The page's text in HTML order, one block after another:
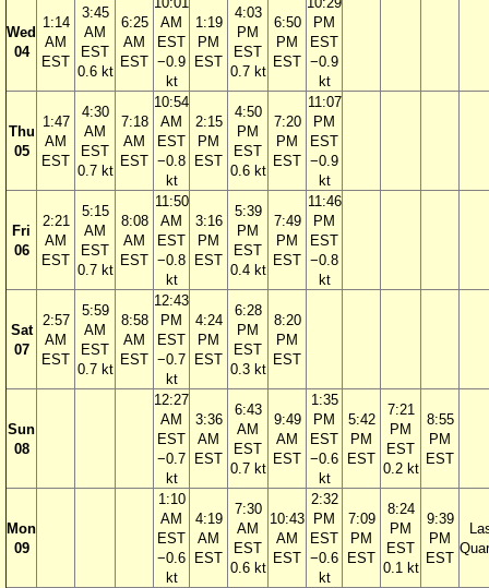
Wed
04
1:14
AM
EST
3:45
AM
EST
0.6 kt
6:25
AM
EST
AM
EST
−0.9
kt
1:19
PM
EST
4:03
PM
EST
0.7 kt
6:50
PM
EST
PM
EST
−0.9
kt
Thu
05
1:47
AM
EST
4:30
AM
EST
0.7 kt
7:18
AM
EST
10:54
AM
EST
−0.8
kt
2:15
PM
EST
4:50
PM
EST
0.6 kt
7:20
PM
EST
11:07
PM
EST
−0.9
kt
Fri
06
2:21
AM
EST
5:15
AM
EST
0.7 kt
8:08
AM
EST
11:50
AM
EST
−0.8
kt
3:16
PM
EST
5:39
PM
EST
0.4 kt
7:49
PM
EST
11:46
PM
EST
−0.8
kt
Sat
07
2:57
AM
EST
5:59
AM
EST
0.7 kt
8:58
AM
EST
12:43
PM
EST
−0.7
kt
4:24
PM
EST
6:28
PM
EST
0.3 kt
8:20
PM
EST
Sun
08
12:27
AM
EST
−0.7
kt
3:36
AM
EST
6:43
AM
EST
0.7 kt
9:49
AM
EST
1:35
PM
EST
−0.6
kt
5:42
PM
EST
7:21
PM
EST
0.2 kt
8:55
PM
EST
Mon
09
1:10
AM
EST
−0.6
kt
4:19
AM
EST
7:30
AM
EST
0.6 kt
10:43
AM
EST
2:32
PM
EST
−0.6
kt
7:09
PM
EST
8:24
PM
EST
0.1 kt
9:39
PM
EST